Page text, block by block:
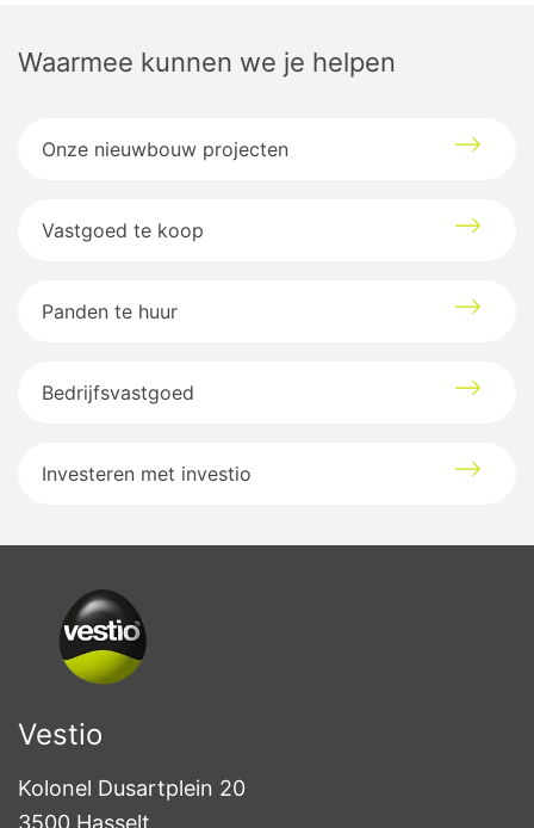
Waarmee kunnen we je helpen
Onze nieuwbouw projecten
Vastgoed te koop
Panden te huur
Bedrijfsvastgoed
Investeren met investio
Vestio
Kolonel Dusartplein 20
3500 Hasselt